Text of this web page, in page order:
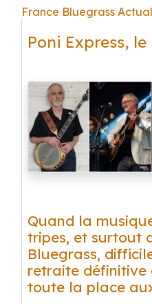
France Bluegrass
Poni Express,
Quand la
tripes, et surtout
Bluegrass,
retraite définitive
toute la place